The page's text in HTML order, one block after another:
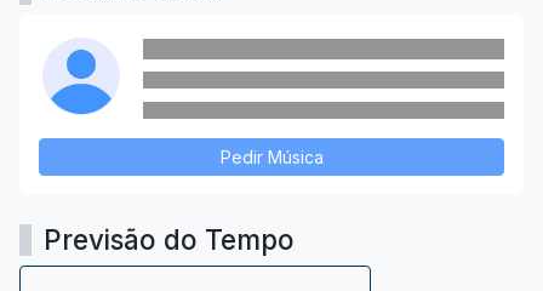
Pedir Música
Previsão do Tempo